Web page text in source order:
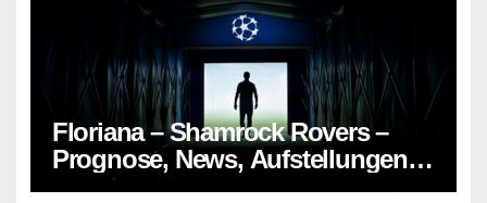
Floriana – Shamrock Rovers –
Prognose, News, Aufstellungen &
Tipp